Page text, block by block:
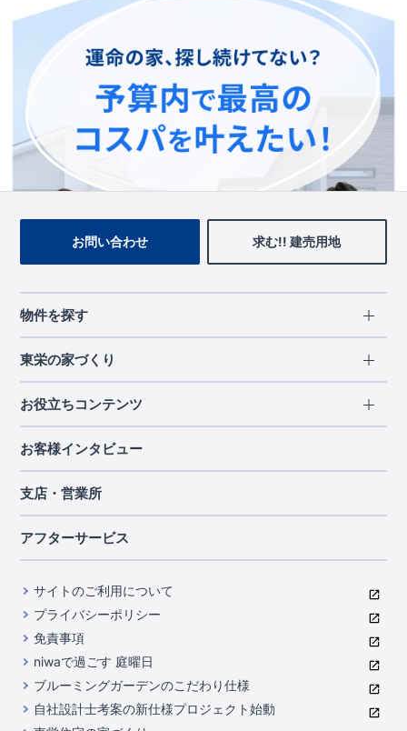
たします。
トップページに戻る
お問い合わせ 求む!! 建売用地
物件を探す
エリアから探す
北海道・東北
北海道
宮城県
千葉県
中部
山梨県
静岡県
滋賀県
京都府
中国・四国
岡山県
広島県
九州・沖縄
東栄の家づくり
長期優良住宅
住宅性能評価書
ブルーミングガーデンは地震につよい<建物編>
室内空間を快適に保つ断熱性能
コストパフォーマンスに自信
充実のアフターサポート
第三者評価によるお墨付き
家づくりのプロにも選ばれるブルーミングガーデン
住んでみるとじわじわ伝わる暮らしやすさへのこだわり
お役立ちコンテンツ
ご契約までの道のり
現地見学ガイド
ご紹介制度のご案内
東栄INDEX（用語集）
お客様インタビュー
支店・営業所
アフターサービス
サイトのご利用について
プライバシーポリシー
免責事項
niwaで過ごす 庭曜日
ブルーミングガーデンのこだわり仕様
自社設計士考案の新仕様プロジェクト始動